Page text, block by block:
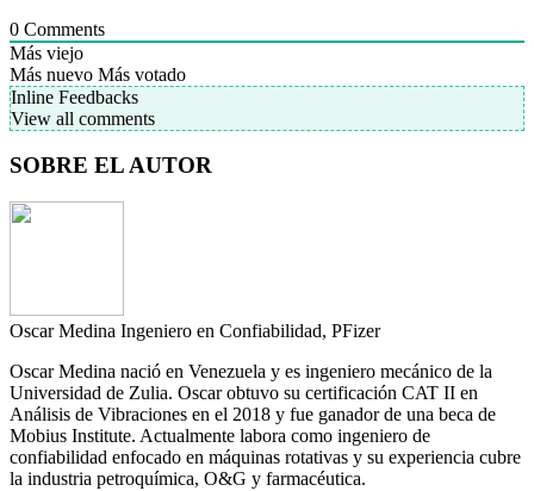
0 Comments
Más viejo
Más nuevo Más votado
Inline Feedbacks
View all comments
SOBRE EL AUTOR
Oscar Medina Ingeniero en Confiabilidad, PFizer
Oscar Medina nació en Venezuela y es ingeniero mecánico de la
Universidad de Zulia. Oscar obtuvo su certificación CAT II en
Análisis de Vibraciones en el 2018 y fue ganador de una beca de
Mobius Institute. Actualmente labora como ingeniero de
confiabilidad enfocado en máquinas rotativas y su experiencia cubre
la industria petroquímica, O&G y farmacéutica.